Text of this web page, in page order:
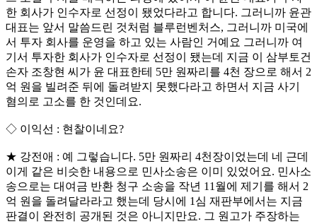
한 회사가 인수자로 선정이 됐었다라고 합니다. 그러니까 윤관
대표는 앞서 말씀드린 것처럼 블루런벤처스, 그러니까 미국에
서 투자 회사를 운영을 하고 있는 사람인 거예요 그러니까 여
기서 투자한 회사가 인수자로 선정이 됐는데 지금 이 삼부토건
손자 조창현 씨가 윤 대표한테 5만 원짜리를 4천 장으로 해서 2
억 원을 빌려준 뒤에 돌려받지 못했다라고 하면서 지금 사기
혐의로 고소를 한 것인데요.
◇ 이익선 : 현찰이네요?
★ 강전애 : 예 그렇습니다. 5만 원짜리 4천장이었는데 네 근데
이게 같은 비슷한 내용으로 민사소송은 이미 있었어요. 민사소
송으로는 대여금 반환 청구 소송을 작년 11월에 제기를 해서 2
억 원을 돌려달라라고 했는데 당시에 1심 재판부에서는 지금
판결이 완전히 공개된 것은 아니지만요. 그 원고가 주장하는